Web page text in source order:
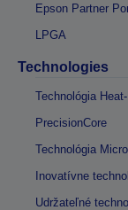
Epson Partner
LPGA
Technologies
Technológia
PrecisionCore
Technológia
Inovatívne
Udržateľné